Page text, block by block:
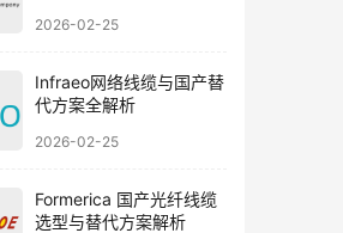
2026-02-25
Infraeo网络线缆与国产替
代方案全解析
2026-02-25
Formerica 国产光纤线缆
选型与替代方案解析